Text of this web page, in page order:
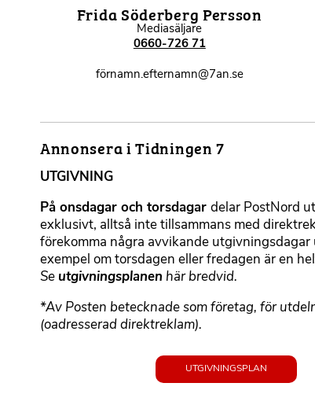
Frida Söderberg Persson
Mediasäljare
0660-726 71
förnamn.efternamn@7an.se
F
r
m
a
t
t
e
r
b
a
Annonsera i Tidningen 7
UTGIVNING
På onsdagar och torsdagar delar PostNord
exklusivt, alltså inte tillsammans med
förekomma några avvikande utgivningsdagar
exempel om torsdagen eller fredagen är en
Se utgivningsplanen här bredvid.
*Av Posten betecknade som företag, för
(oadresserad direktreklam).
UTGIVNINGSPLAN